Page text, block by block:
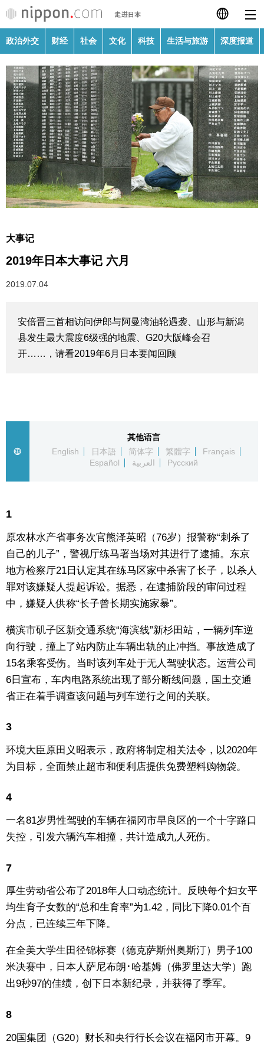
日本語
English
繁體字
Français
Español
العربية
政治外交
财经
社会
生活与旅游
深度报道
视觉日本
日本信息库
日本一瞥
东京
编辑部通知
政治外交 财经 社会 文化 科技 生活与旅游 深度报道
大事记
2019年日本大事记 六月
2019.07.04
安倍晋三首相访问伊郎与阿曼湾油轮遇袭、山形与新潟
县发生最大震度6级强的地震、G20大阪峰会召
开……，请看2019年6月日本要闻回顾
其他语言
English
日本語 简体字 繁體字
Français
Español
العربية Русский
1
原农林水产省事务次官熊泽英昭（76岁）报警称“刺杀了
自己的儿子”，警视厅练马署当场对其进行了逮捕。东京
地方检察厅21日认定其在练马区家中杀害了长子，以杀人
罪对该嫌疑人提起诉讼。据悉，在逮捕阶段的审问过程
中，嫌疑人供称“长子曾长期实施家暴”。
横滨市矶子区新交通系统“海滨线”新杉田站，一辆列车逆
向行驶，撞上了站内防止车辆出轨的止冲挡。事故造成了
15名乘客受伤。当时该列车处于无人驾驶状态。运营公司
6日宣布，车内电路系统出现了部分断线问题，国土交通
省正在着手调查该问题与列车逆行之间的关联。
3
环境大臣原田义昭表示，政府将制定相关法令，以2020年
为目标，全面禁止超市和便利店提供免费塑料购物袋。
4
一名81岁男性驾驶的车辆在福冈市早良区的一个十字路口
失控，引发六辆汽车相撞，共计造成九人死伤。
7
厚生劳动省公布了2018年人口动态统计。反映每个妇女平
均生育子女数的“总和生育率”为1.42，同比下降0.01个百
分点，已连续三年下降。
在全美大学生田径锦标赛（德克萨斯州奥斯汀）男子100
米决赛中，日本人萨尼布朗･哈基姆（佛罗里达大学）跑
出9秒97的佳绩，创下日本新纪录，并获得了季军。
8
20国集团（G20）财长和央行行长会议在福冈市开幕。9